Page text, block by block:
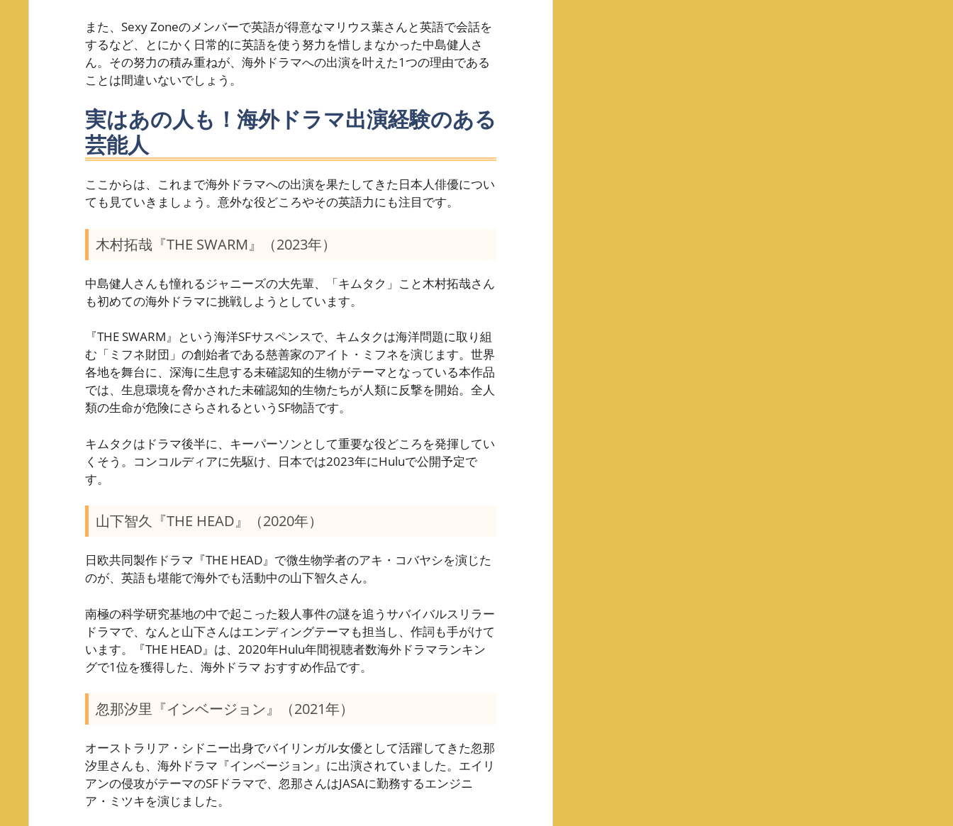
また、Sexy Zoneのメンバーで英語が得意なマリウス葉さんと英語で会話を
するなど、とにかく日常的に英語を使う努力を惜しまなかった中島健人さ
ん。その努力の積み重ねが、海外ドラマへの出演を叶えた1つの理由である
ことは間違いないでしょう。
実はあの人も！海外ドラマ出演経験のある
芸能人
ここからは、これまで海外ドラマへの出演を果たしてきた日本人俳優につい
ても見ていきましょう。意外な役どころやその英語力にも注目です。
木村拓哉『THE SWARM』（2023年）
中島健人さんも憧れるジャニーズの大先輩、「キムタク」こと木村拓哉さん
も初めての海外ドラマに挑戦しようとしています。
『THE SWARM』という海洋SFサスペンスで、キムタクは海洋問題に取り組
む「ミフネ財団」の創始者である慈善家のアイト・ミフネを演じます。世界
各地を舞台に、深海に生息する未確認知的生物がテーマとなっている本作品
では、生息環境を脅かされた未確認知的生物たちが人類に反撃を開始。全人
類の生命が危険にさらされるというSF物語です。
キムタクはドラマ後半に、キーパーソンとして重要な役どころを発揮してい
くそう。コンコルディアに先駆け、日本では2023年にHuluで公開予定で
す。
山下智久『THE HEAD』（2020年）
日欧共同製作ドラマ『THE HEAD』で微生物学者のアキ・コバヤシを演じた
のが、英語も堪能で海外でも活動中の山下智久さん。
南極の科学研究基地の中で起こった殺人事件の謎を追うサバイバルスリラー
ドラマで、なんと山下さんはエンディングテーマも担当し、作詞も手がけて
います。『THE HEAD』は、2020年Hulu年間視聴者数海外ドラマランキン
グで1位を獲得した、海外ドラマ おすすめ作品です。
忽那汐里『インベージョン』（2021年）
オーストラリア・シドニー出身でバイリンガル女優として活躍してきた忽那
汐里さんも、海外ドラマ『インベージョン』に出演されていました。エイリ
アンの侵攻がテーマのSFドラマで、忽那さんはJASAに勤務するエンジニ
ア・ミツキを演じました。